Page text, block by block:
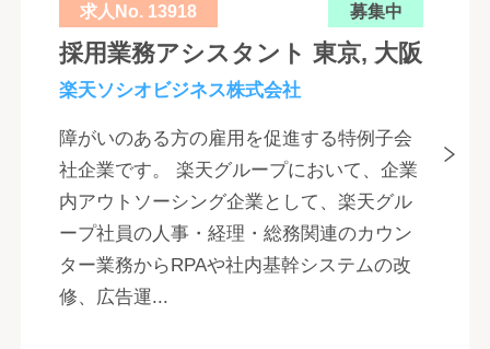
求人No. 13918 募集中
採用業務アシスタント 東京, 大阪
楽天ソシオビジネス株式会社
障がいのある方の雇用を促進する特例子会
社企業です。 楽天グループにおいて、企業
内アウトソーシング企業として、楽天グル
ープ社員の人事・経理・総務関連のカウン
ター業務からRPAや社内基幹システムの改
修、広告運...